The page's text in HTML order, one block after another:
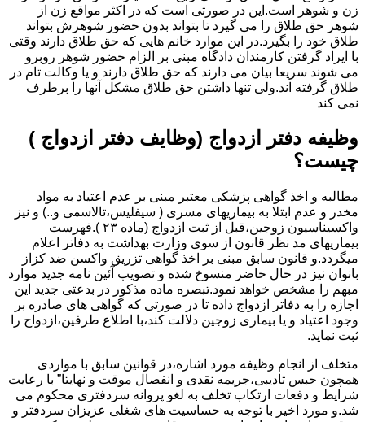
زن و شوهر است.این در صورتی است که در اکثر مواقع زن از
شوهر حق طلاق را می گیرد تا بتواند بدون حضور شوهرش بتواند
طلاق خود را بگیرد.در این موارد خانم هایی که حق طلاق دارند وقتی
با ایراد گرفتن کارمندان دادگاه مبنی بر الزام حضور شوهر روبرو
می شوند سریعا بیان می دارند که حق طلاق دارند و یا وکالت تام در
طلاق گرفته اند.ولی تنها داشتن حق طلاق مشکل آنها را برطرف
نمی کند
وظیفه دفتر ازدواج (وظایف دفتر ازدواج )
چیست؟
مطالبه و اخذ گواهی پزشکی معتبر مبنی بر عدم اعتیاد به مواد
مخدر و عدم ابتلا به بیماریهای مسری ( سیفلیس،تالاسمی و..) و نیز
واکسیناسیون زوجین،قبل از ثبت ازدواج (ماده ۲۳ ).فهرست
بیماریهای مد نظر قانون از سوی وزارت بهداشت به دفاتر اعلام
میگردد.و قانون سابق مبنی بر اخذ گواهی تزریق واکسن ضد کزاز
بانوان نیز در حال حاضر منسوخ شده و تصویب آئین نامه جدید موارد
مبهم را مشخص خواهد نمود.تبصره ماده مذکور در بدعتی جدید این
اجازه را به دفاتر ازدواج داده تا در صورتی که گواهی های صادره بر
وجود اعتیاد و یا بیماری زوجین دلالت کند،با اطلاع طرفین،ازدواج را
ثبت نماید.
متخلف از انجام وظیفه مورد اشاره،در قوانین سابق با مواردی
همچون حبس تادیبی،جریمه نقدی و انفصال موقت و نهایتا” با رعایت
شرایط و دفعات ارتکاب تخلف به لغو پروانه سردفتری محکوم می
شد.و مورد اخیر با توجه به حساسیت های شغلی عزیزان سردفتر و